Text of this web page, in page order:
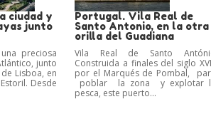
ciudad y
junto
preciosa
junto
Lisboa, en
Desde
Portugal. Vila Real de
Santo Antonio, en la otra
orilla del Guadiana
Vila Real de Santo
Construida a finales del siglo
por el Marqués de Pombal,
poblar la zona y explotar
pesca, este puerto...